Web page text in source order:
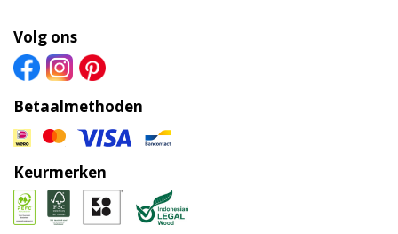
Volg ons
Betaalmethoden
Keurmerken